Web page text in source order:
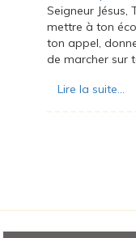
Seigneur Jésus,
mettre à ton
ton appel,
de marcher sur
Lire la suite...